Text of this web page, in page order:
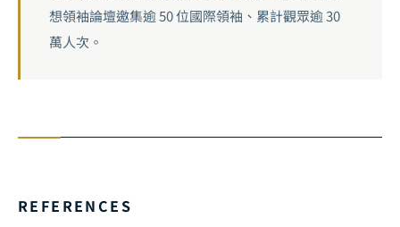
想領袖論壇邀集逾 50 位國際領袖、累計觀眾逾 30
萬人次。
REFERENCES